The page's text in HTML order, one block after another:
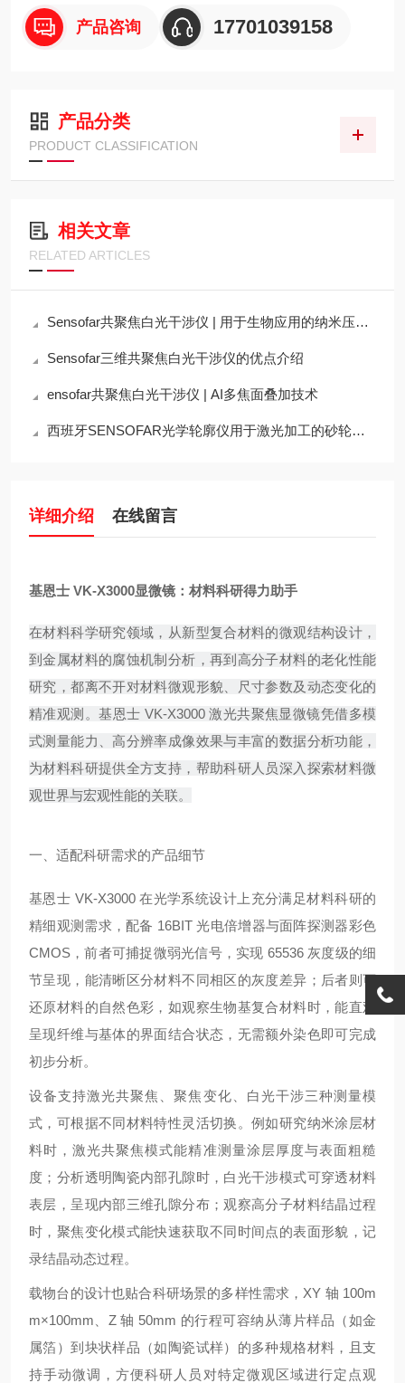
产品咨询 17701039158
产品分类
PRODUCT CLASSIFICATION
相关文章
RELATED ARTICLES
Sensofar共聚焦白光干涉仪 | 用于生物应用的纳米压力传感器初始偏转的测量
Sensofar三维共聚焦白光干涉仪的优点介绍
ensofar共聚焦白光干涉仪 | AI多焦面叠加技术
西班牙SENSOFAR光学轮廓仪用于激光加工的砂轮表面形貌和粗糙度测量
详细介绍 在线留言
基恩士 VK-X3000显微镜：材料科研得力助手
在材料科学研究领域，从新型复合材料的微观结构设计，
到金属材料的腐蚀机制分析，再到高分子材料的老化性能
研究，都离不开对材料微观形貌、尺寸参数及动态变化的
精准观测。基恩士 VK-X3000 激光共聚焦显微镜凭借多模
式测量能力、高分辨率成像效果与丰富的数据分析功能，
为材料科研提供全方支持，帮助科研人员深入探索材料微
观世界与宏观性能的关联。
一、适配科研需求的产品细节
基恩士 VK-X3000 在光学系统设计上充分满足材料科研的
精细观测需求，配备 16BIT 光电倍增器与面阵探测器彩色
CMOS，前者可捕捉微弱光信号，实现 65536 灰度级的细
节呈现，能清晰区分材料不同相区的灰度差异；后者则可
还原材料的自然色彩，如观察生物基复合材料时，能直观
呈现纤维与基体的界面结合状态，无需额外染色即可完成
初步分析。
设备支持激光共聚焦、聚焦变化、白光干涉三种测量模
式，可根据不同材料特性灵活切换。例如研究纳米涂层材
料时，激光共聚焦模式能精准测量涂层厚度与表面粗糙
度；分析透明陶瓷内部孔隙时，白光干涉模式可穿透材料
表层，呈现内部三维孔隙分布；观察高分子材料结晶过程
时，聚焦变化模式能快速获取不同时间点的表面形貌，记
录结晶动态过程。
载物台的设计也贴合科研场景的多样性需求，XY 轴 100m
m×100mm、Z 轴 50mm 的行程可容纳从薄片样品（如金
属箔）到块状样品（如陶瓷试样）的多种规格材料，且支
持手动微调，方便科研人员对特定微观区域进行定点观